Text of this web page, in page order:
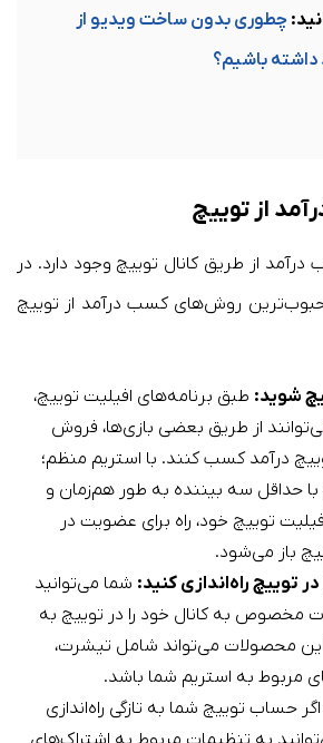
چطوری بدون ساخت ویدیو از
باشیم؟
درآمد از طریق کانال توییچ وجود دارد. در
مورد از محبوب‌ترین روش‌های کسب درآمد از توییچ
شوید: طبق برنامه‌های افیلیت توییچ،
از طریق بعضی بازی‌ها، فروش
درآمد کسب کنند. با استریم منظم؛
حداقل سه بیننده به طور هم‌زمان و
توییچ خود، راه برای عضویت در
باز می‌شود.
توییچ راه‌اندازی کنید: شما می‌توانید
مخصوص به کانال خود را در توییچ به
محصولات می‌تواند شامل تیشرت،
مربوط به استریم شما باشد.
اگر حساب توییچ شما به تازگی راه‌اندازی